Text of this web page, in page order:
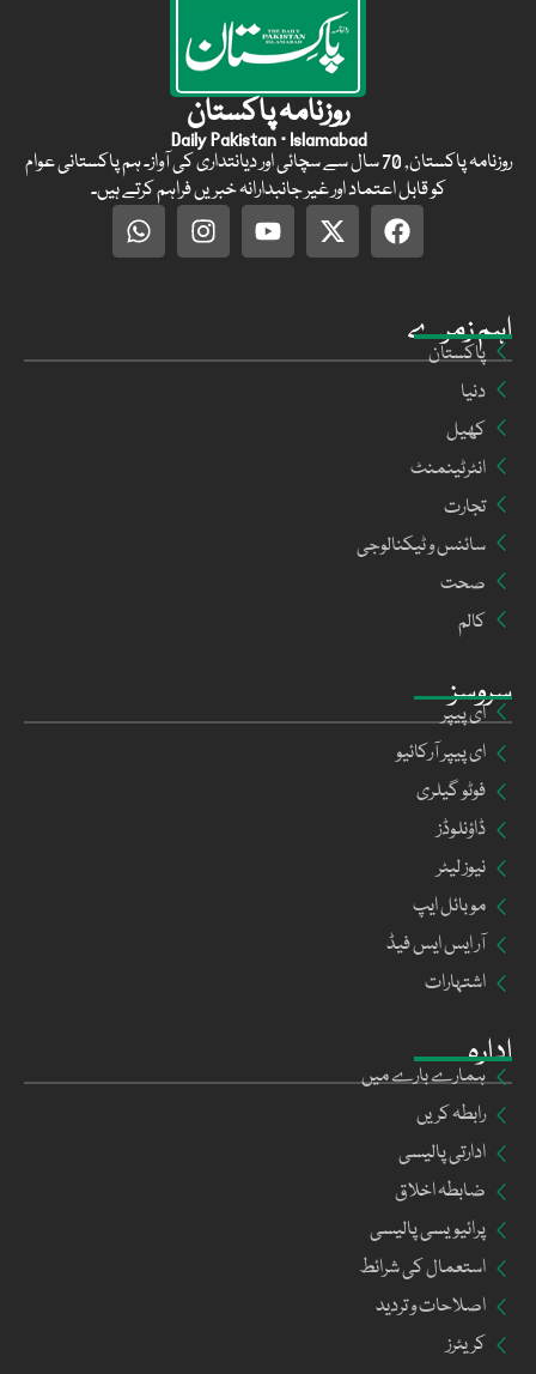
ادارہ
ہمارے بارے میں
رابطہ کریں
ادارتی پالیسی
ضابطہ اخلاق
پرائیویسی پالیسی
استعمال کی شرائط
اصلاحات و تردید
کریئرز
سروسز
ای پیپر
ای پیپر آرکائیو
فوٹو گیلری
ڈاؤنلوڈز
نیوز لیٹر
موبائل ایپ
آر ایس ایس فیڈ
اشتہارات
اہم زمرے
پاکستان
دنیا
کھیل
انٹرٹینمنٹ
تجارت
سائنس و ٹیکنالوجی
صحت
کالم
روزنامہ پاکستان
Daily Pakistan · Islamabad
روزنامہ پاکستان, 70 سال سے سچائی اور دیانتداری کی آواز۔ ہم پاکستانی عوام
کو قابل اعتماد اور غیر جانبدارانہ خبریں فراہم کرتے ہیں۔